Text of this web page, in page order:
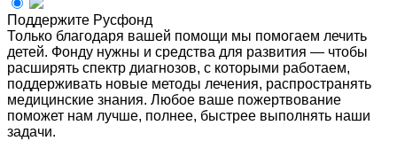
Поддержите Русфонд
Только благодаря вашей помощи мы помогаем лечить
детей. Фонду нужны и средства для развития — чтобы
расширять спектр диагнозов, с которыми работаем,
поддерживать новые методы лечения, распространять
медицинские знания. Любое ваше пожертвование
поможет нам лучше, полнее, быстрее выполнять наши
задачи.